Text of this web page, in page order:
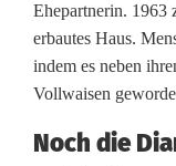
J
o
h
a
Ehepartnerin. 1963
erbautes Haus.
indem es neben
Vollwaisen
Noch die